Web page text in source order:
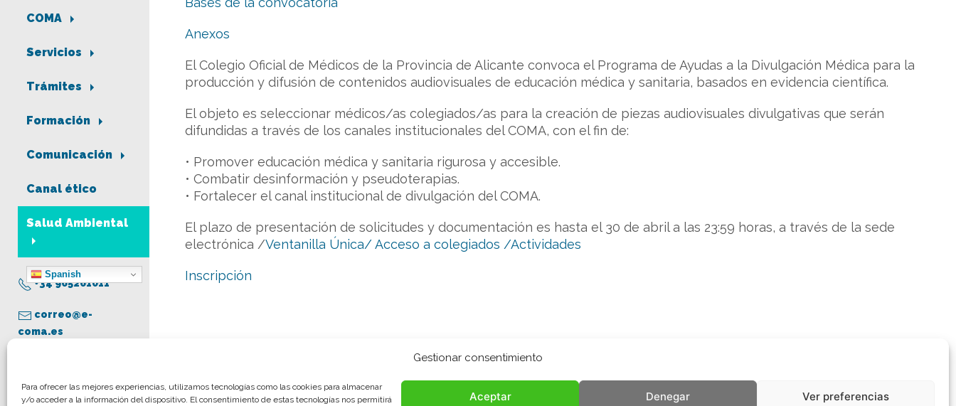
Gestionar consentimiento
Para ofrecer las mejores experiencias, utilizamos tecnologías como las cookies para almacenar
y/o acceder a la información del dispositivo. El consentimiento de estas tecnologías nos permitirá
Aceptar Denegar Ver preferencias
COMA
Servicios
Trámites
Formación
Comunicación
Canal ético
Salud Ambiental
Spanish
+34 965261011
correo@e-
coma.es
Aviso legal
Anexos
El Colegio Oficial de Médicos de la Provincia de Alicante convoca el Programa de Ayudas a la Divulgación Médica para la
producción y difusión de contenidos audiovisuales de educación médica y sanitaria, basados en evidencia científica.
El objeto es seleccionar médicos/as colegiados/as para la creación de piezas audiovisuales divulgativas que serán
difundidas a través de los canales institucionales del COMA, con el fin de:
• Promover educación médica y sanitaria rigurosa y accesible.
• Combatir desinformación y pseudoterapias.
• Fortalecer el canal institucional de divulgación del COMA.
El plazo de presentación de solicitudes y documentación es hasta el 30 de abril a las 23:59 horas, a través de la sede
electrónica /Ventanilla Única/ Acceso a colegiados /Actividades
Inscripción